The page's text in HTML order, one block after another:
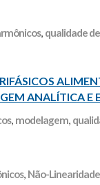
, qualidade
ANALÍTICA E
, modelagem,
, Não-